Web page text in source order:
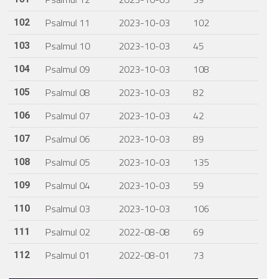
102 Psalmul 11 2023-10-03 102
103 Psalmul 10 2023-10-03 45
104 Psalmul 09 2023-10-03 108
105 Psalmul 08 2023-10-03 82
106 Psalmul 07 2023-10-03 42
107 Psalmul 06 2023-10-03 89
108 Psalmul 05 2023-10-03 135
109 Psalmul 04 2023-10-03 59
110 Psalmul 03 2023-10-03 106
111 Psalmul 02 2022-08-08 69
112 Psalmul 01 2022-08-01 73